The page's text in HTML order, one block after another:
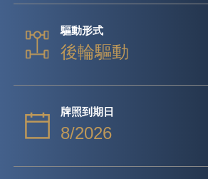
驅動形式
後輪驅動
牌照到期日
8/2026